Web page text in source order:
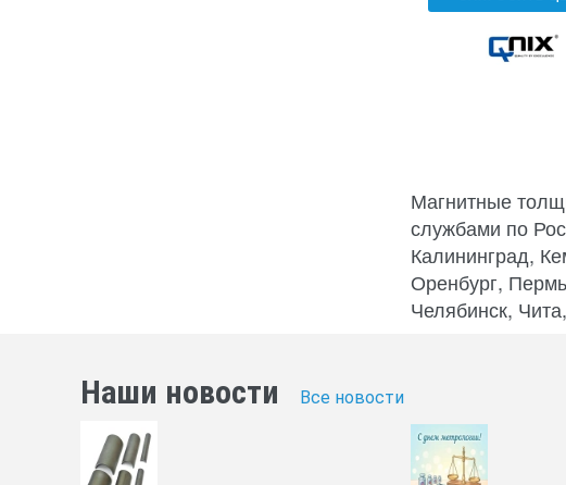
Магнитные
службами по
Калининград,
Оренбург,
Челябинск,
Наши новости Все новости